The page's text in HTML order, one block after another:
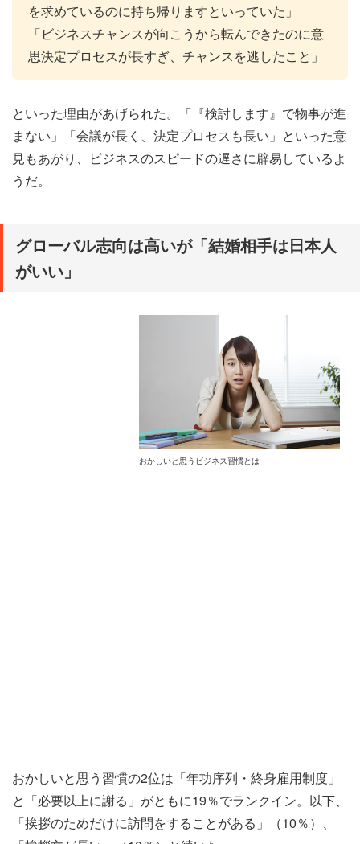
を求めているのに持ち帰りますといっていた」
「ビジネスチャンスが向こうから転んできたのに意
思決定プロセスが長すぎ、チャンスを逃したこと」
といった理由があげられた。「『検討します』で物事が進
まない」「会議が長く、決定プロセスも長い」といった意
見もあがり、ビジネスのスピードの遅さに辟易しているよ
うだ。
グローバル志向は高いが「結婚相手は日本人
がいい」
おかしいと思うビジネス習慣とは
おかしいと思う習慣の2位は「年功序列・終身雇用制度」
と「必要以上に謝る」がともに19％でランクイン。以下、
「挨拶のためだけに訪問をすることがある」（10％）、